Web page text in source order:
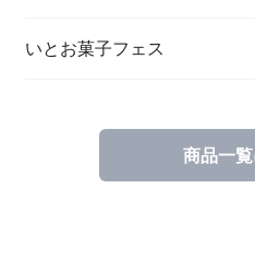
いとお菓子フェス
商品一